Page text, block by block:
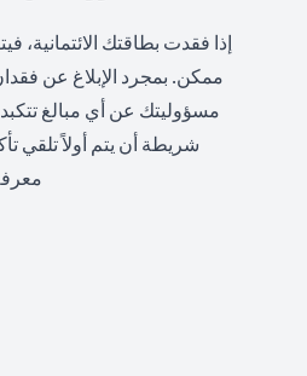
إذا فقدت بطاقتك
ممكن. بمجرد الإبلاغ عن
مسؤوليتك عن أي مبالغ
شريطة أن يتم أولاً تلقي